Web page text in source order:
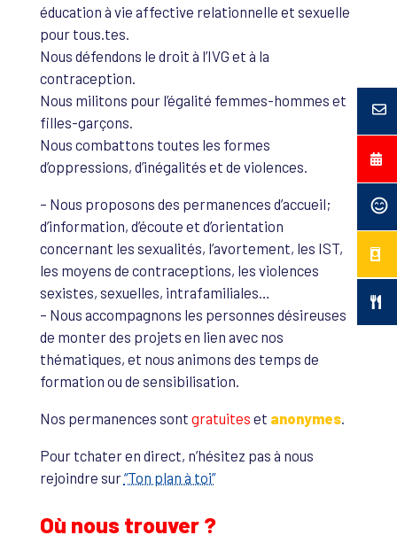
éducation à vie affective relationnelle et sexuelle
pour tous.tes.
Nous défendons le droit à l’IVG et à la
contraception.
Nous militons pour l’égalité femmes-hommes et
filles-garçons.
Nous combattons toutes les formes
d’oppressions, d’inégalités et de violences.
– Nous proposons des permanences d’accueil;
d’information, d’écoute et d’orientation
concernant les sexualités, l’avortement, les IST,
les moyens de contraceptions, les violences
sexistes, sexuelles, intrafamiliales…
– Nous accompagnons les personnes désireuses
de monter des projets en lien avec nos
thématiques, et nous animons des temps de
formation ou de sensibilisation.
Nos permanences sont gratuites et anonymes.
Pour tchater en direct, n’hésitez pas à nous
rejoindre sur“Ton plan à toi”
Où nous trouver ?